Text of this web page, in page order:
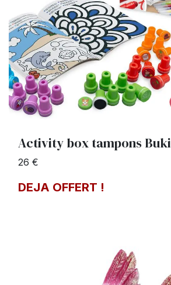
Activity box tampons Buki
26 €
DEJA OFFERT !